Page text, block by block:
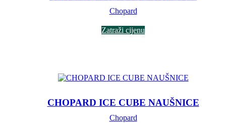
Chopard
Zatraži cijenu
CHOPARD ICE CUBE NAUŠNICE
Chopard